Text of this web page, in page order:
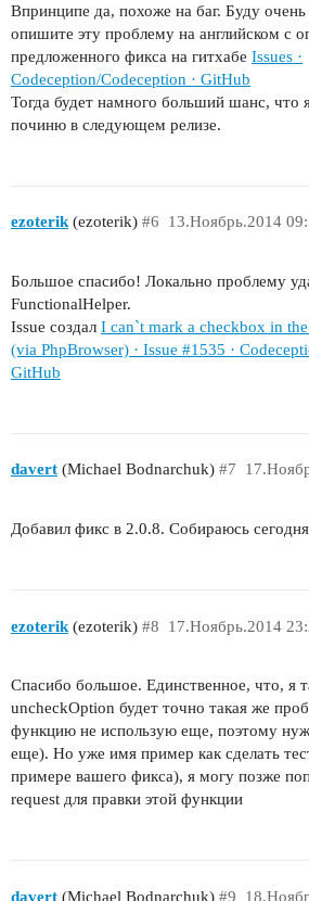
Впринципе да, похоже на баг. Буду
опишите эту проблему на английском с
предложенного фикса на гитхабе Issues ·
Codeception/Codeception · GitHub
Тогда будет намного больший шанс, что
починю в следующем релизе.
ezoterik (ezoterik) 13.Ноябрь.2014
#6
Большое спасибо! Локально проблему
FunctionalHelper.
Issue создал I can`t mark a checkbox in
(via PhpBrowser) · Issue #1535 ·
GitHub
davert (Michael Bodnarchuk) #7
Добавил фикс в 2.0.8. Собираюсь
ezoterik (ezoterik) 17.Ноябрь.2014
#8
Спасибо большое. Единственное, что, я
uncheckOption будет точно такая же
функцию не использую еще, поэтому
еще). Но уже имя пример как сделать
примере вашего фикса), я могу позже
request для правки этой функции
davert (Michael Bodnarchuk) #9